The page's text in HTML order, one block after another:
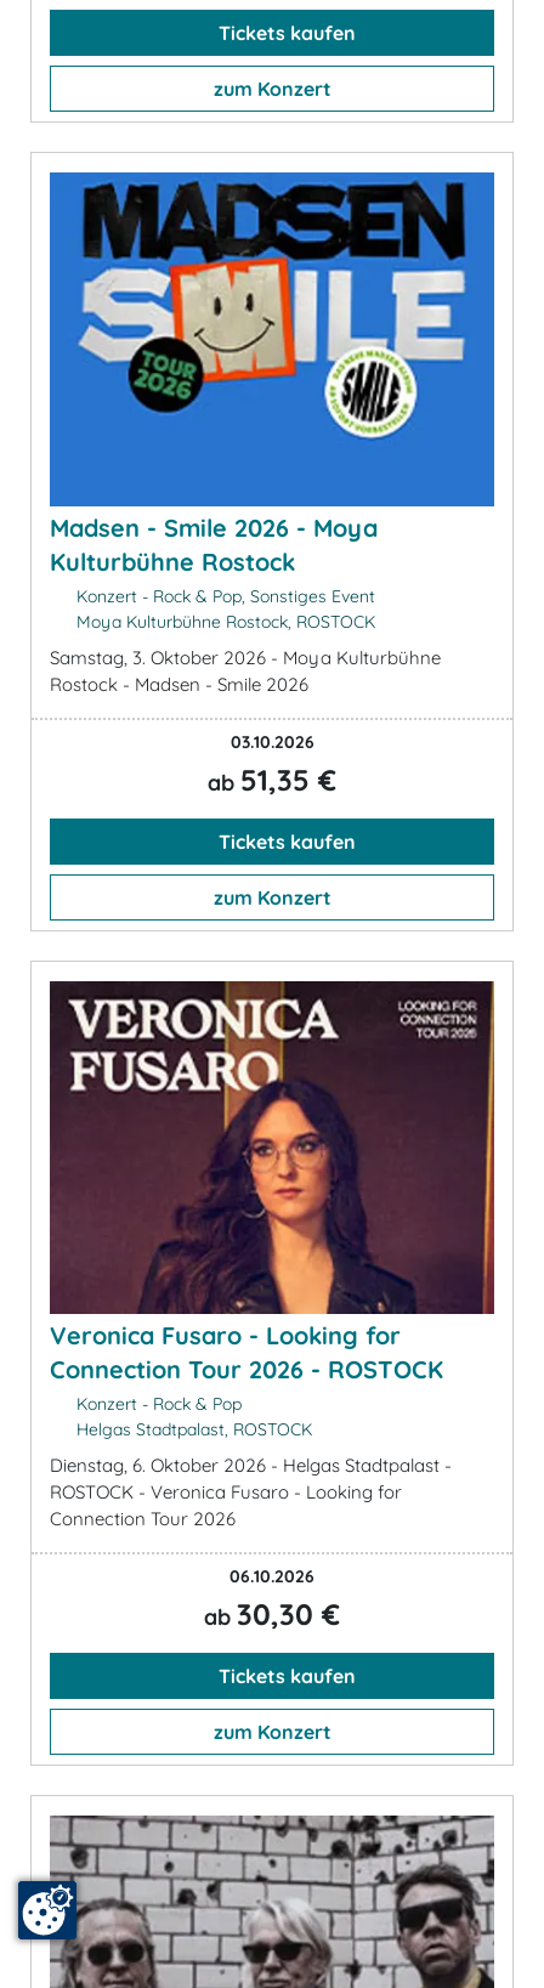
Tickets kaufen
zum Konzert
Madsen - Smile 2026 - Moya
Kulturbühne Rostock
Konzert - Rock & Pop, Sonstiges Event
Moya Kulturbühne Rostock, ROSTOCK
Samstag, 3. Oktober 2026 - Moya Kulturbühne
Rostock - Madsen - Smile 2026
03.10.2026
ab 51,35 €
Tickets kaufen
zum Konzert
Veronica Fusaro - Looking for
Connection Tour 2026 - ROSTOCK
Konzert - Rock & Pop
Helgas Stadtpalast, ROSTOCK
Dienstag, 6. Oktober 2026 - Helgas Stadtpalast -
ROSTOCK - Veronica Fusaro - Looking for
Connection Tour 2026
06.10.2026
ab 30,30 €
Tickets kaufen
zum Konzert